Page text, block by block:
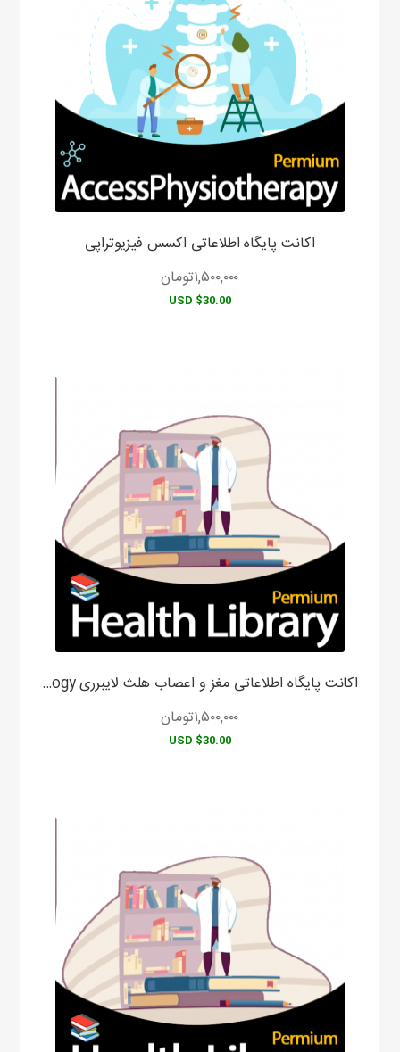
اکانت پایگاه اطلاعاتی اکسس فیزیوتراپی
۱,۵۰۰,۰۰۰تومان
$30.00 USD
اکانت پایگاه اطلاعاتی مغز و اعصاب هلث لایبرری LWW Health Library Neurology
۱,۵۰۰,۰۰۰تومان
$30.00 USD